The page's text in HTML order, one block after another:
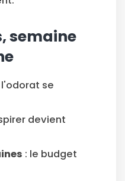
semaine
se
devient
: le budget